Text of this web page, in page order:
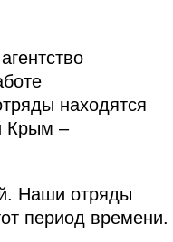
находятся
Крым –
Наши отряды
период времени.